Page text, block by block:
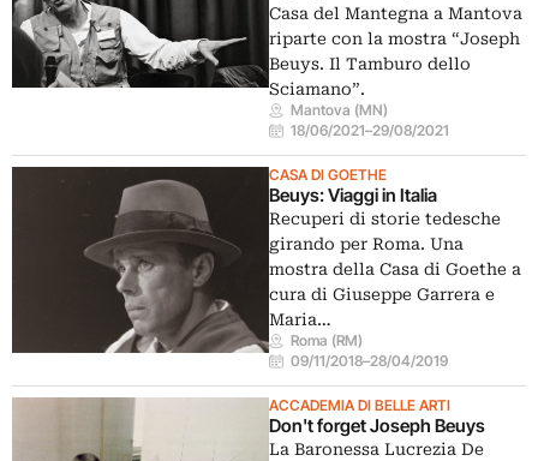
Casa del Mantegna a Mantova
riparte con la mostra “Joseph
Beuys. Il Tamburo dello
Sciamano”.
Mantova (MN)
18/06/2021–29/08/2021
CASA DI GOETHE
Beuys: Viaggi in Italia
Recuperi di storie tedesche
girando per Roma. Una
mostra della Casa di Goethe a
cura di Giuseppe Garrera e
Maria…
Roma (RM)
09/11/2018–28/04/2019
ACCADEMIA DI BELLE ARTI
Don't forget Joseph Beuys
La Baronessa Lucrezia De